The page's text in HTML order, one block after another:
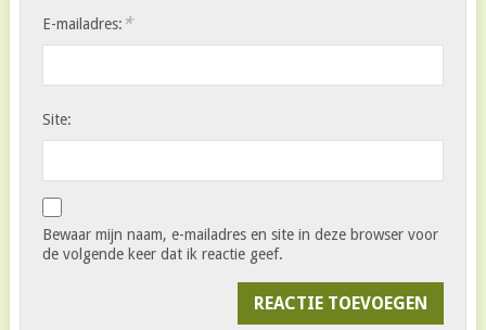
E-mailadres: *
Site:
Bewaar mijn naam, e-mailadres en site in deze browser voor
de volgende keer dat ik reactie geef.